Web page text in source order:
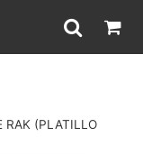
RAK (PLATILLO